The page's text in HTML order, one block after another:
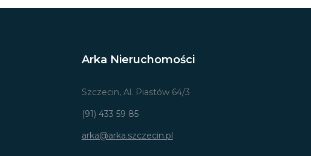
Arka Nieruchomości
Szczecin, Al. Piastów 64/3
(91) 433 59 85
arka@arka.szczecin.pl